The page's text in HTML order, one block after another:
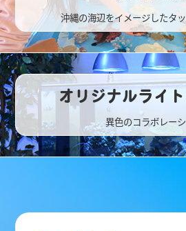
沖縄の海辺をイメージしたタ
オリジナルライ
異色のコラボレー